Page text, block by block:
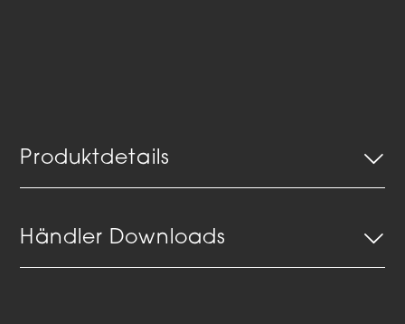
Produktdetails
Händler Downloads